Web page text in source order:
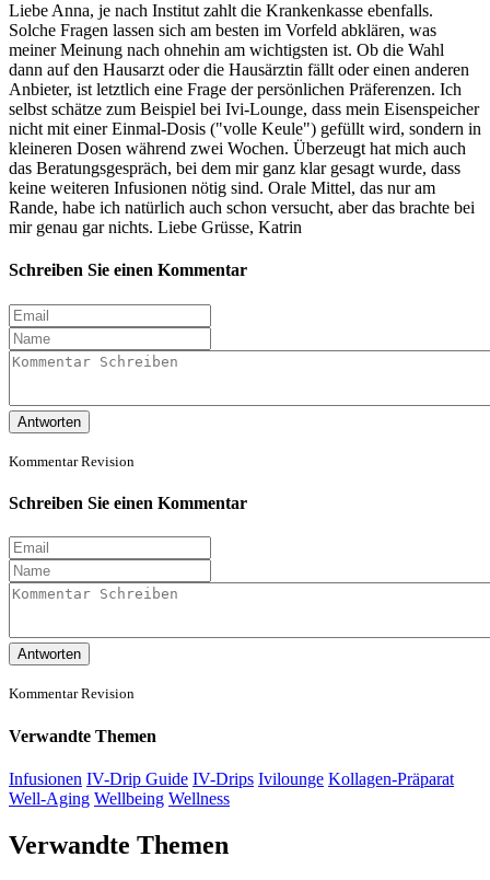
Liebe Anna, je nach Institut zahlt die Krankenkasse ebenfalls.
Solche Fragen lassen sich am besten im Vorfeld abklären, was
meiner Meinung nach ohnehin am wichtigsten ist. Ob die Wahl
dann auf den Hausarzt oder die Hausärztin fällt oder einen anderen
Anbieter, ist letztlich eine Frage der persönlichen Präferenzen. Ich
selbst schätze zum Beispiel bei Ivi-Lounge, dass mein Eisenspeicher
nicht mit einer Einmal-Dosis ("volle Keule") gefüllt wird, sondern in
kleineren Dosen während zwei Wochen. Überzeugt hat mich auch
das Beratungsgespräch, bei dem mir ganz klar gesagt wurde, dass
keine weiteren Infusionen nötig sind. Orale Mittel, das nur am
Rande, habe ich natürlich auch schon versucht, aber das brachte bei
mir genau gar nichts. Liebe Grüsse, Katrin
Schreiben Sie einen Kommentar
Antworten
Kommentar Revision
Schreiben Sie einen Kommentar
Antworten
Kommentar Revision
Verwandte Themen
Infusionen IV-Drip Guide IV-Drips Ivilounge Kollagen-Präparat
Well-Aging Wellbeing Wellness
Verwandte Themen